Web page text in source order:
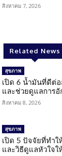
สิงหาคม 7, 2026
Related News
สุขภาพ
เปิด 6 น้ำมันที่ดีต่
และช่วยดูแลการอั
สิงหาคม 8, 2026
สุขภาพ
เปิด 5 ปัจจัยที่ทำใ
และวิธีดูแลหัวใจใ